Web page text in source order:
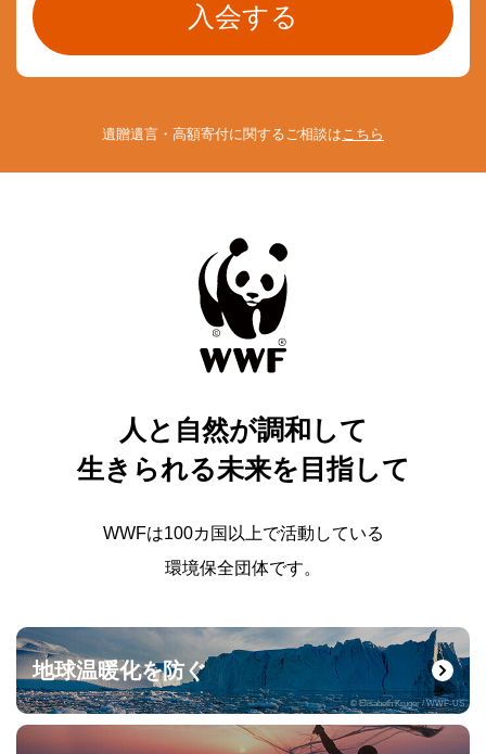
遺贈遺言・高額寄付に関するご相談は こちら
人と自然が調和して
生きられる未来を目指して
WWFは100カ国以上で活動している
環境保全団体です。
地球温暖化を防ぐ
© Elisabeth Kruger / WWF-US